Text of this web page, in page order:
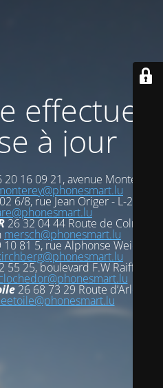
effectue
à jour
20 16 09 21, avenue Monterey -
6/8, rue Jean Origer - L-2269
26 32 04 44 Route de Colmar-
mersch@phonesmart.lu
81 5, rue Alphonse Weicker -
25, boulevard F.W Raiffeisen
26 68 73 29 Route d’Arlon -